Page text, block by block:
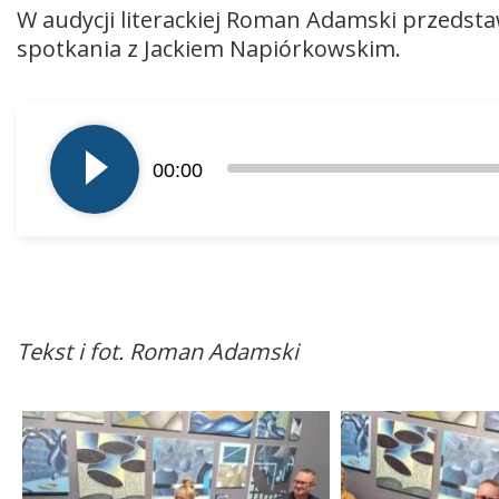
W audycji literackiej Roman Adamski
spotkania z Jackiem Napiórkowskim.
plików
dźwiękowych
00:00
Tekst i fot. Roman Adamski